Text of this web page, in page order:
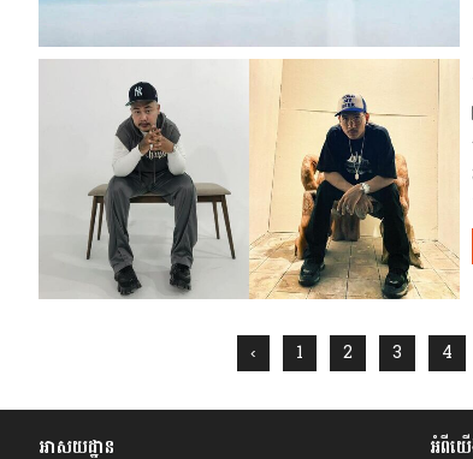
‹ 1 2 3 4
អាសយដ្ឋាន អំពីយ